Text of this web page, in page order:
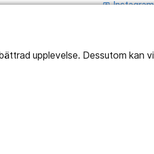
upplevelse. Dessutom kan
portraitInstagram